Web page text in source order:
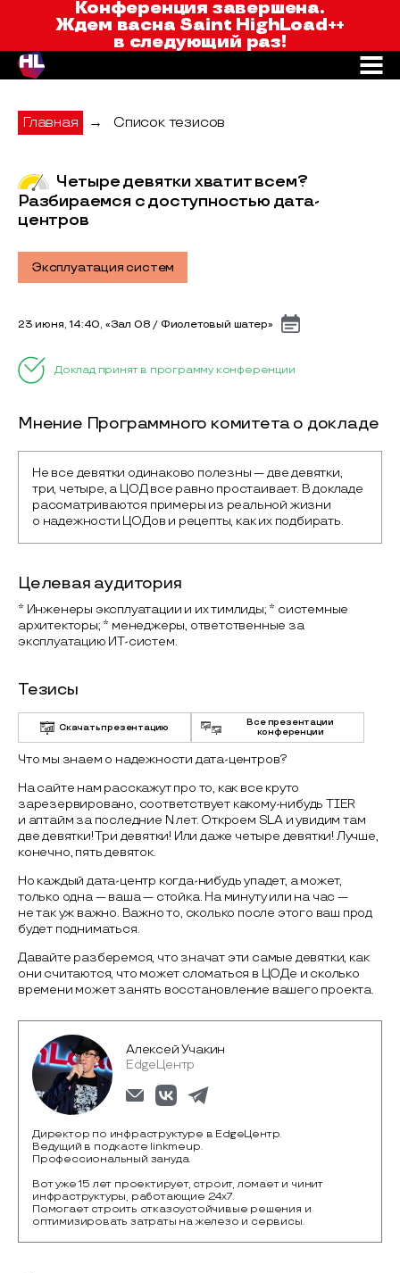
Saint HighLoad++Конференция завершена.
Ждем васна Saint HighLoad++
в следующий раз!
Главная → Список тезисов
Четыре девятки хватит всем?
Разбираемся с доступностью дата-
центров
Эксплуатация систем
23 июня, 14:40, «Зал 08 / Фиолетовый шатер»
Доклад принят в программу конференции
Мнение Программного комитета о докладе
Не все девятки одинаково полезны — две девятки,
три, четыре, а ЦОД все равно простаивает. В докладе
рассматриваются примеры из реальной жизни
о надежности ЦОДов и рецепты, как их подбирать.
Целевая аудитория
* Инженеры эксплуатации и их тимлиды; * системные
архитекторы; * менеджеры, ответственные за
эксплуатацию ИТ-систем.
Тезисы
Скачать презентацию
Все презентации
конференции
Что мы знаем о надежности дата-центров?
На сайте нам расскажут про то, как все круто
зарезервировано, соответствует какому-нибудь TIER
и аптайм за последние N лет. Откроем SLA и увидим там
две девятки! Три девятки! Или даже четыре девятки! Лучше,
конечно, пять девяток.
Но каждый дата-центр когда-нибудь упадет, а может,
только одна — ваша — стойка. На минуту или на час —
не так уж важно. Важно то, сколько после этого ваш прод
будет подниматься.
Давайте разберемся, что значат эти самые девятки, как
они считаются, что может сломаться в ЦОДе и сколько
времени может занять восстановление вашего проекта.
Алексей Учакин
EdgeЦентр
Директор по инфраструктуре в EdgeЦентр.
Ведущий в подкасте linkmeup.
Профессиональный зануда.
Вот уже 15 лет проектирует, строит, ломает и чинит
инфраструктуры, работающие 24х7.
Помогает строить отказоустойчивые решения и
оптимизировать затраты на железо и сервисы.